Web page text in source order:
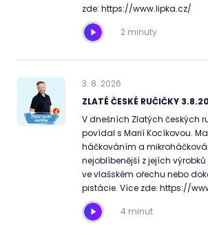
zde: https://www.lipka.cz/
2 minuty
3. 8. 2026
ZLATÉ ČESKÉ RUČIČKY
V dnešních Zlatých českých
povídal s Marií Kocíkovou.
háčkováním a
nejoblíbenější z jejích
ve vlašském ořechu nebo
pistácie. Více zde: https://
4 minut